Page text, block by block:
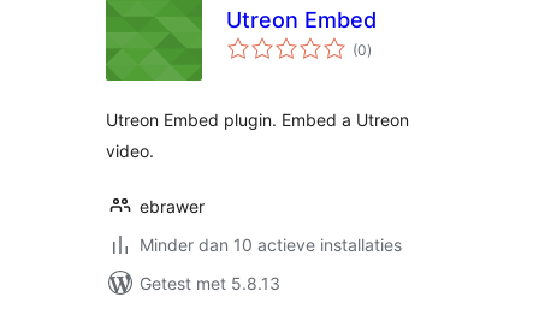
Utreon Embed
(0totaal
waarderingen
)
Utreon Embed plugin. Embed a Utreon
video.
ebrawer
Minder dan 10 actieve installaties
Getest met 5.8.13